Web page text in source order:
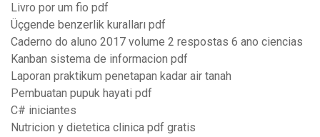
Livro por um fio pdf
Üçgende benzerlik kuralları pdf
Caderno do aluno 2017 volume 2 respostas 6 ano ciencias
Kanban sistema de informacion pdf
Laporan praktikum penetapan kadar air tanah
Pembuatan pupuk hayati pdf
C# iniciantes
Nutricion y dietetica clinica pdf gratis